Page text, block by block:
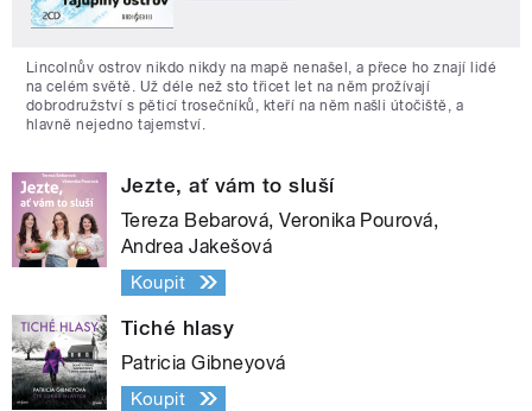
Lincolnův ostrov nikdo nikdy na mapě nenašel, a přece ho znají lidé
na celém světě. Už déle než sto třicet let na něm prožívají
dobrodružství s pěticí trosečníků, kteří na něm našli útočiště, a
hlavně nejedno tajemství.
Jezte, ať vám to sluší
Tereza Bebarová, Veronika Pourová,
Andrea Jakešová
Koupit
Tiché hlasy
Patricia Gibneyová
Koupit